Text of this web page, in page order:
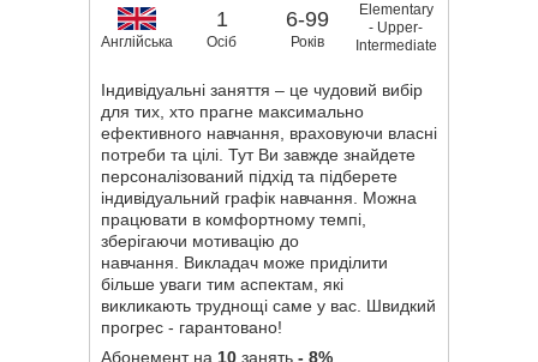
Англійська
1
Осіб
6-99
Років
Elementary
- Upper-
Intermediate
Індивідуальні заняття – це чудовий вибір
для тих, хто прагне максимально
ефективного навчання, враховуючи власні
потреби та цілі. Тут Ви завжде знайдете
персоналізований підхід та підберете
індивідуальний графік навчання. Можна
працювати в комфортному темпі,
зберігаючи мотивацію до
навчання. Викладач може приділити
більше уваги тим аспектам, які
викликають труднощі саме у вас. Швидкий
прогрес - гарантовано!
Абонемент на 10 занять - 8%